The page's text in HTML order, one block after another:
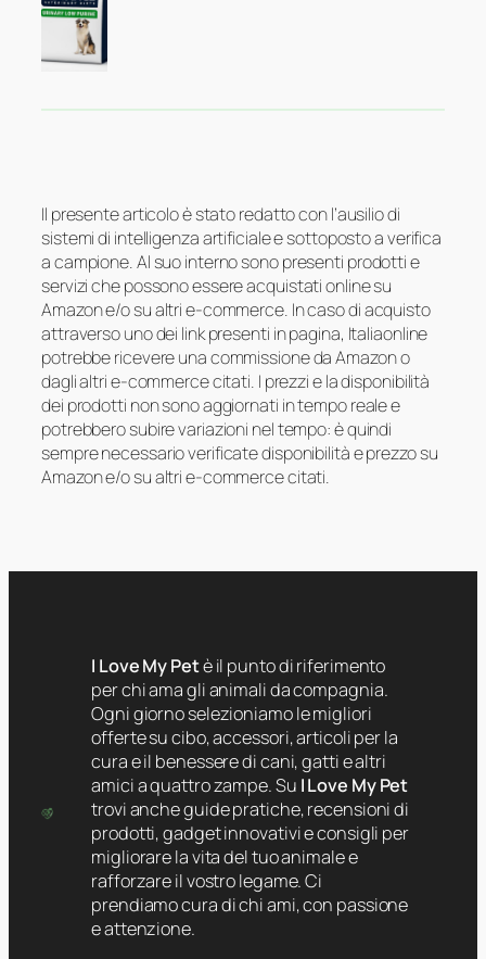
Il presente articolo è stato redatto con l’ausilio di
sistemi di intelligenza artificiale e sottoposto a verifica
a campione. Al suo interno sono presenti prodotti e
servizi che possono essere acquistati online su
Amazon e/o su altri e-commerce. In caso di acquisto
attraverso uno dei link presenti in pagina, Italiaonline
potrebbe ricevere una commissione da Amazon o
dagli altri e-commerce citati. I prezzi e la disponibilità
dei prodotti non sono aggiornati in tempo reale e
potrebbero subire variazioni nel tempo: è quindi
sempre necessario verificate disponibilità e prezzo su
Amazon e/o su altri e-commerce citati.
I Love My Petè il punto di riferimento
per chi ama gli animali da compagnia.
Ogni giorno selezioniamo le migliori
offerte su cibo, accessori, articoli per la
cura e il benessere di cani, gatti e altri
amici a quattro zampe. Su I Love My Pet
trovi anche guide pratiche, recensioni di
prodotti, gadget innovativi e consigli per
migliorare la vita del tuo animale e
rafforzare il vostro legame. Ci
prendiamo cura di chi ami, con passione
e attenzione.